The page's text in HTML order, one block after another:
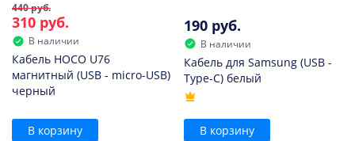
440 руб.
310 руб.
В наличии
Кабель HOCO U76
магнитный (USB - micro-USB)
черный
В корзину
190 руб.
В наличии
Кабель для Samsung (USB -
Type-C) белый
В корзину